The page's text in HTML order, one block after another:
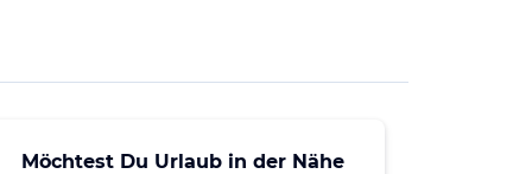
Möchtest Du Urlaub in der Nähe